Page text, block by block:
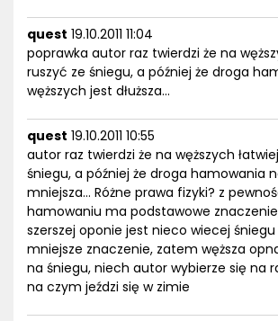
quest 19.10.2011 11:04
poprawka autor raz twierdzi że na
ruszyć ze śniegu, a później że droga
węższych jest dłuższa...
quest 19.10.2011 10:55
autor raz twierdzi że na węższych
śniegu, a później że droga hamowania
mniejsza... Różne prawa fizyki? z
hamowaniu ma podstawowe
szerszej oponie jest nieco wiecej
mniejsze znaczenie, zatem węższa
na śniegu, niech autor wybierze się na
na czym jeździ się w zimie